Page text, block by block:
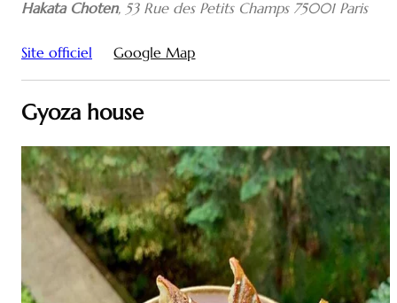
Hakata Choten, 53 Rue des Petits Champs 75001 Paris
Site officiel Google Map
Gyoza house